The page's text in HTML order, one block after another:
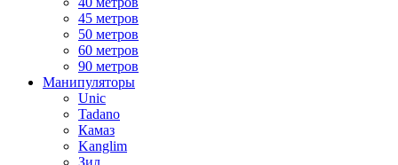
45 метров
50 метров
60 метров
90 метров
Манипуляторы
Unic
Tadano
Камаз
Kanglim
Зил